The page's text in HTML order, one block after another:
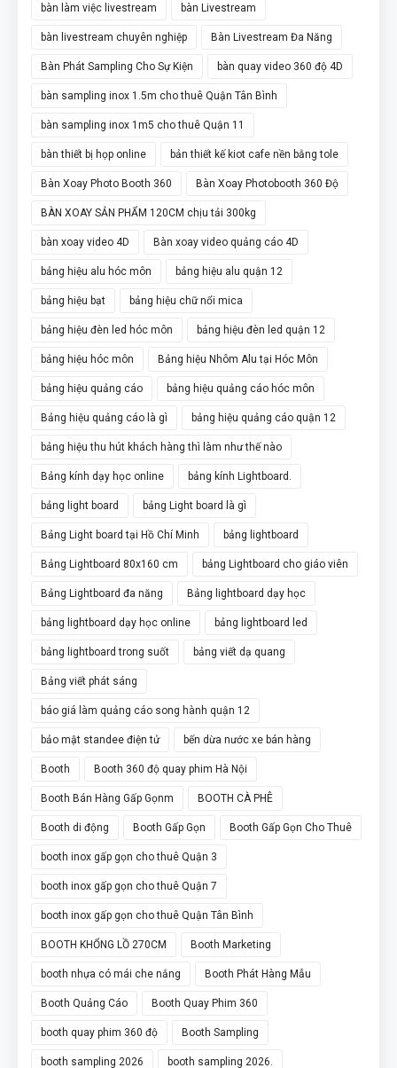
bàn làm việc livestream bàn Livestream
bàn livestream chuyên nghiệp Bàn Livestream Đa Năng
Bàn Phát Sampling Cho Sự Kiện bàn quay video 360 độ 4D
bàn sampling inox 1.5m cho thuê Quận Tân Bình
bàn sampling inox 1m5 cho thuê Quận 11
bàn thiết bị họp online bản thiết kế kiot cafe nền bằng tole
Bàn Xoay Photo Booth 360 Bàn Xoay Photobooth 360 Độ
BÀN XOAY SẢN PHẨM 120CM chịu tải 300kg
bàn xoay video 4D Bàn xoay video quảng cáo 4D
bảng hiệu alu hóc môn bảng hiệu alu quận 12
bảng hiệu bạt bảng hiệu chữ nổi mica
bảng hiệu đèn led hóc môn bảng hiệu đèn led quận 12
bảng hiệu hóc môn Bảng hiệu Nhôm Alu tại Hóc Môn
bảng hiệu quảng cáo bảng hiệu quảng cáo hóc môn
Bảng hiệu quảng cáo là gì bảng hiệu quảng cáo quận 12
bảng hiệu thu hút khách hàng thì làm như thế nào
Bảng kính dạy học online bảng kính Lightboard.
bảng light board bảng Light board là gì
Bảng Light board tại Hồ Chí Minh bảng lightboard
Bảng Lightboard 80x160 cm bảng Lightboard cho giáo viên
Bảng Lightboard đa năng Bảng lightboard dạy học
bảng lightboard dạy học online bảng lightboard led
bảng lightboard trong suốt bảng viết dạ quang
Bảng viết phát sáng
báo giá làm quảng cáo song hành quận 12
bảo mật standee điện tử bến dừa nước xe bán hàng
Booth Booth 360 độ quay phim Hà Nội
Booth Bán Hàng Gấp Gọnm BOOTH CÀ PHÊ
Booth di động Booth Gấp Gọn Booth Gấp Gọn Cho Thuê
booth inox gấp gọn cho thuê Quận 3
booth inox gấp gọn cho thuê Quận 7
booth inox gấp gọn cho thuê Quận Tân Bình
BOOTH KHỔNG LỒ 270CM Booth Marketing
booth nhựa có mái che nắng Booth Phát Hàng Mẫu
Booth Quảng Cáo Booth Quay Phim 360
booth quay phim 360 độ Booth Sampling
booth sampling 2026 booth sampling 2026.